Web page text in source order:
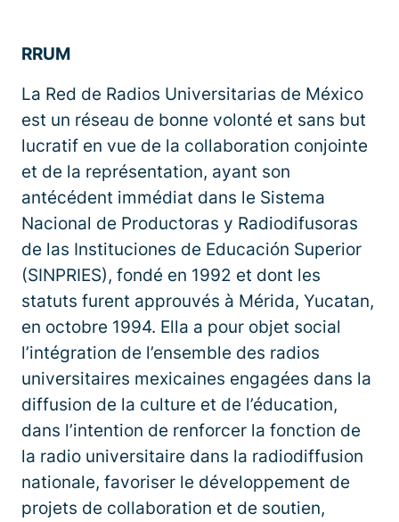
RRUM
La Red de Radios Universitarias de México
est un réseau de bonne volonté et sans but
lucratif en vue de la collaboration conjointe
et de la représentation, ayant son
antécédent immédiat dans le Sistema
Nacional de Productoras y Radiodifusoras
de las Instituciones de Educación Superior
(SINPRIES), fondé en 1992 et dont les
statuts furent approuvés à Mérida, Yucatan,
en octobre 1994. Ella a pour objet social
l’intégration de l’ensemble des radios
universitaires mexicaines engagées dans la
diffusion de la culture et de l’éducation,
dans l’intention de renforcer la fonction de
la radio universitaire dans la radiodiffusion
nationale, favoriser le développement de
projets de collaboration et de soutien,